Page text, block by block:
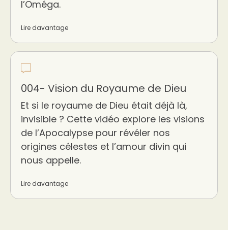
l’Oméga.
Lire davantage
004- Vision du Royaume de Dieu
Et si le royaume de Dieu était déjà là,
invisible ? Cette vidéo explore les visions
de l’Apocalypse pour révéler nos
origines célestes et l’amour divin qui
nous appelle.
Lire davantage